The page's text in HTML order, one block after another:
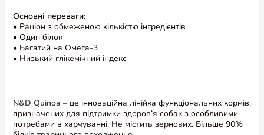
Основні переваги:
• Раціон з обмеженою кількістю інгредієнтів
• Один білок
• Багатий на Омега-3
• Низький глікемічний індекс
N&D Quinoa – це інноваційна лінійка функціональних кормів,
призначених для підтримки здоров’я собак з особливими
потребами в харчуванні. Не містить зернових. Більше 90%